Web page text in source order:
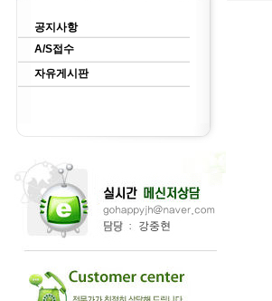
공지사항
A/S접수
자유게시판